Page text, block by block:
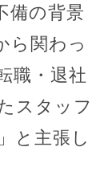
備の背景
ら関わっ
職・退社
スタッフ
と主張し